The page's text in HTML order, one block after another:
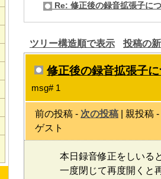
Re: 修正後の録音拡張子に
ツリー構造順で表示 投稿の
修正後の録音拡張子
msg# 1
前の投稿 - 次の投稿 | 親投稿 -
ゲスト
本日録音修正をしいる
一度閉じて再度開くと